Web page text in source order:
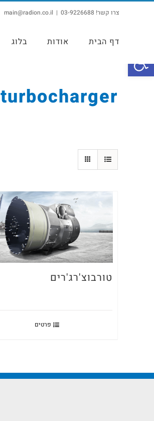
צרו קשר! 03-9226688 |
main@radion.co.il
דף הבית אודות בלוג
turbocharger
טורבוצ'רג'רים
פרטים